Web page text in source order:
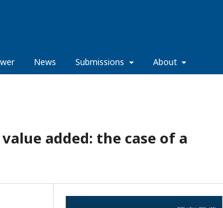
News Submissions About
added: the case of a